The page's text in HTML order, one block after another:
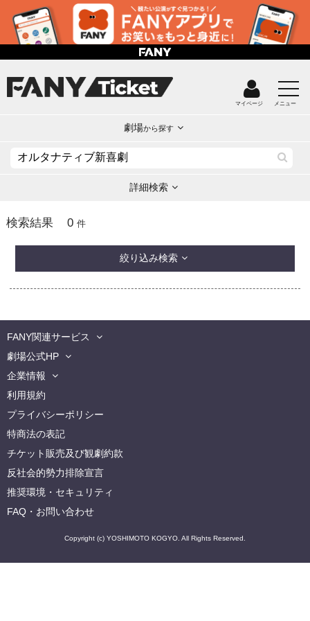
マイページ メニュー
劇場から探す
詳細検索
検索結果 0 件
絞り込み検索
FANY関連サービス
劇場公式HP
企業情報
利用規約
プライバシーポリシー
特商法の表記
チケット販売及び観劇約款
反社会的勢力排除宣言
推奨環境・セキュリティ
FAQ・お問い合わせ
Copyright (c) YOSHIMOTO KOGYO. All Rights Reserved.